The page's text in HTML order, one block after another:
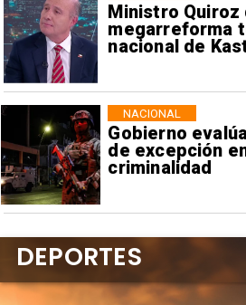
Ministro
megarreforma
nacional de
Gobierno
de excepción
criminalidad
NACIONAL
DEPORTES